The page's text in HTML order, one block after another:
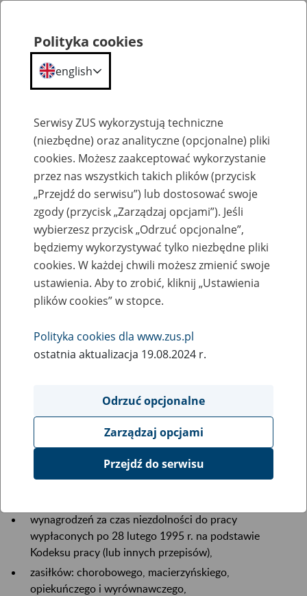
Kapitał początkowy
Jakie są zasady ustalania podstawy
wymiaru
20
wynagrodzenie (dochód), które stanowiło podstawę
wymiaru składek na ubezpieczenie społeczne,
uposażenie – dla byłych żołnierzy lub funkcjonariuszy.
wynagrodzeń za czas niezdolności do pracy
wypłaconych po 28 lutego 1995 r. na podstawie
Kodeksu pracy (lub innych przepisów),
zasiłków: chorobowego, macierzyńskiego,
opiekuńczego i wyrównawczego,
Polityka cookies
english
Serwisy ZUS wykorzystują techniczne
(niezbędne) oraz analityczne (opcjonalne) pliki
cookies. Możesz zaakceptować wykorzystanie
przez nas wszystkich takich plików (przycisk
„Przejdź do serwisu”) lub dostosować swoje
zgody (przycisk „Zarządzaj opcjami”). Jeśli
wybierzesz przycisk „Odrzuć opcjonalne”,
będziemy wykorzystywać tylko niezbędne pliki
cookies. W każdej chwili możesz zmienić swoje
ustawienia. Aby to zrobić, kliknij „Ustawienia
plików cookies” w stopce.
Polityka cookies dla www.zus.pl
ostatnia aktualizacja 19.08.2024 r.
Odrzuć opcjonalne
Zarządzaj opcjami
Przejdź do serwisu